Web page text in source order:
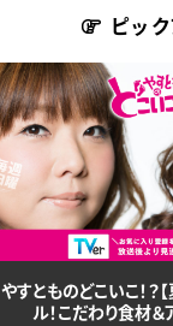
ピッ
やすとものどこいこ！？
ル！こだわり食材＆